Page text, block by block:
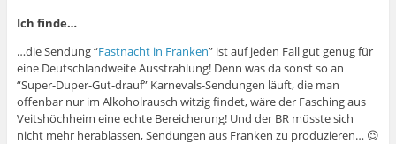
Ich finde…
…die Sendung “Fastnacht in Franken” ist auf jeden Fall gut genug für
eine Deutschlandweite Ausstrahlung! Denn was da sonst so an
“Super-Duper-Gut-drauf” Karnevals-Sendungen läuft, die man
offenbar nur im Alkoholrausch witzig findet, wäre der Fasching aus
Veitshöchheim eine echte Bereicherung! Und der BR müsste sich
nicht mehr herablassen, Sendungen aus Franken zu produzieren… 😉